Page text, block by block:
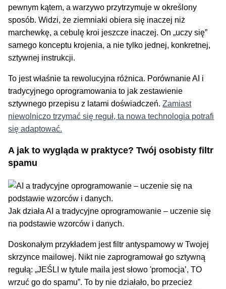
pewnym kątem, a warzywo przytrzymuje w określony
sposób. Widzi, że ziemniaki obiera się inaczej niż
marchewkę, a cebulę kroi jeszcze inaczej. On „uczy się”
samego konceptu krojenia, a nie tylko jednej, konkretnej,
sztywnej instrukcji.
To jest właśnie ta rewolucyjna różnica. Porównanie AI i
tradycyjnego oprogramowania to jak zestawienie
sztywnego przepisu z latami doświadczeń.Zamiast
niewolniczo trzymać się reguł, ta nowa technologia potrafi
się adaptować.
A jak to wygląda w praktyce? Twój osobisty filtr
spamu
Jak działa AI a tradycyjne oprogramowanie – uczenie się
na podstawie wzorców i danych.
Doskonałym przykładem jest filtr antyspamowy w Twojej
skrzynce mailowej. Nikt nie zaprogramował go sztywną
regułą: „JEŚLI w tytule maila jest słowo 'promocja’, TO
wrzuć go do spamu”. To by nie działało, bo przecież